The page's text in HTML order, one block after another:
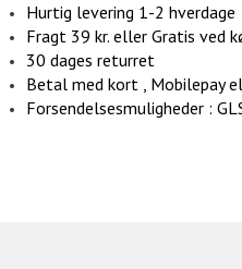
Hurtig levering 1-2 hverdage
Fragt 39 kr. eller Gratis ved
30 dages returret
Betal med kort , Mobilepay
Forsendelsesmuligheder :